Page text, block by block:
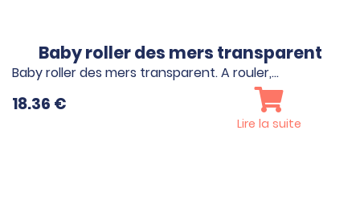
Baby roller des mers transparent
Baby roller des mers transparent. A rouler,…
18.36 €
Lire la suite